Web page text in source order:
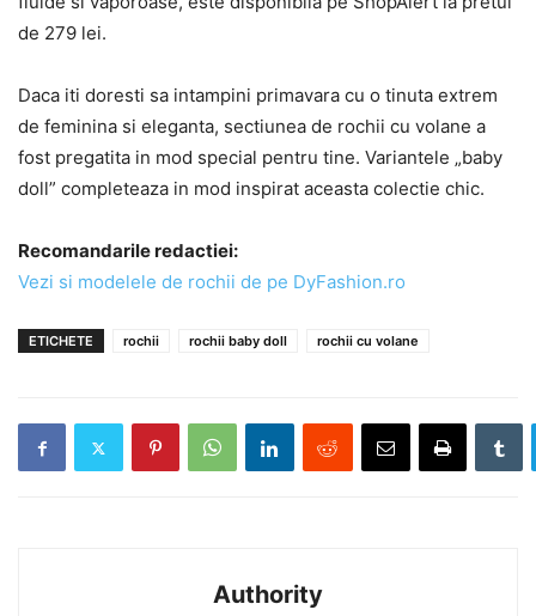
de 279 lei.
Daca iti doresti sa intampini primavara cu o tinuta extrem
de feminina si eleganta, sectiunea de rochii cu volane a
fost pregatita in mod special pentru tine. Variantele „baby
doll” completeaza in mod inspirat aceasta colectie chic.
Recomandarile redactiei:
Vezi si modelele de rochii de pe DyFashion.ro
ETICHETE rochii rochii baby doll rochii cu volane
Authority